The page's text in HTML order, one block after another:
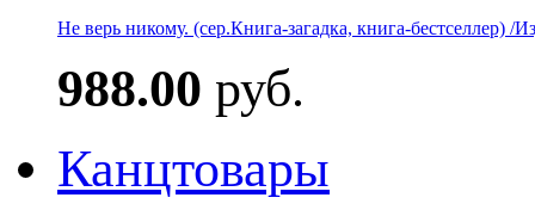
Не верь никому. (сер.Книга-загадка, книга-бестселлер) /
988.00 руб.
Канцтовары